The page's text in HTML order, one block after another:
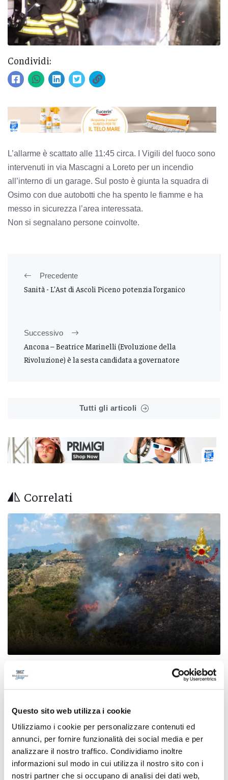
Questo sito web utilizza i cookie
Utilizziamo i cookie per personalizzare contenuti ed
annunci, per fornire funzionalità dei social media e per
analizzare il nostro traffico. Condividiamo inoltre
informazioni sul modo in cui utilizza il nostro sito con i
nostri partner che si occupano di analisi dei dati web,
Condividi:
L’allarme è scattato alle 11:45 circa. I Vigili del fuoco sono
intervenuti in via Mascagni a Loreto per un incendio
all’interno di un garage. Sul posto è giunta la squadra di
Osimo con due autobotti che ha spento le fiamme e ha
messo in sicurezza l’area interessata.
Non si segnalano persone coinvolte.
Precedente
Sanità - L’Ast di Ascoli Piceno potenzia l’organico
Successivo
Ancona – Beatrice Marinelli (Evoluzione della
Rivoluzione) è la sesta candidata a governatore
Tutti gli articoli
Correlati
Ascoli Piceno - Incendio tra Poggio di Bretta e
Vallesenzana, in azione 15 vigili del fuoco